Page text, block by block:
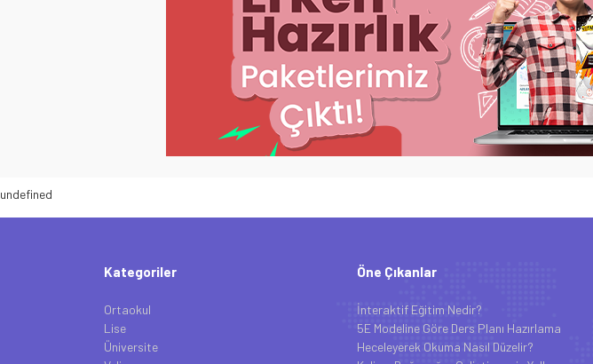
undefined
Kategoriler
Ortaokul
Lise
Üniversite
Öne Çıkanlar
İnteraktif Eğitim Nedir?
5E Modeline Göre Ders Planı Hazırlama
Heceleyerek Okuma Nasıl Düzelir?